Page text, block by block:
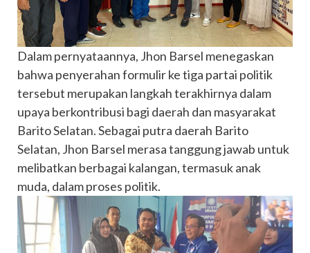
Dalam pernyataannya, Jhon Barsel menegaskan
bahwa penyerahan formulir ke tiga partai politik
tersebut merupakan langkah terakhirnya dalam
upaya berkontribusi bagi daerah dan masyarakat
Barito Selatan. Sebagai putra daerah Barito
Selatan, Jhon Barsel merasa tanggung jawab untuk
melibatkan berbagai kalangan, termasuk anak
muda, dalam proses politik.